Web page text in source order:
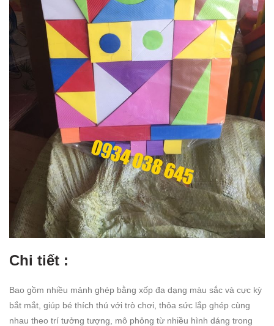
Chi tiết :
Bao gồm nhiều mảnh ghép bằng xốp đa dạng màu sắc và cực kỳ
bắt mắt, giúp bé thích thú với trò chơi, thỏa sức lắp ghép cùng
nhau theo trí tưởng tượng, mô phỏng từ nhiều hình dáng trong